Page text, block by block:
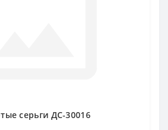
серьги ДС-30016